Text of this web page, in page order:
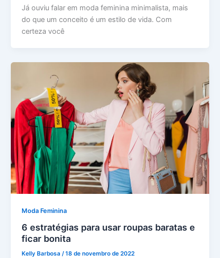
Já ouviu falar em moda feminina minimalista, mais
do que um conceito é um estilo de vida. Com
certeza você
Moda Feminina
6 estratégias para usar roupas baratas e
ficar bonita
Kelly Barbosa/18 de novembro de 2022